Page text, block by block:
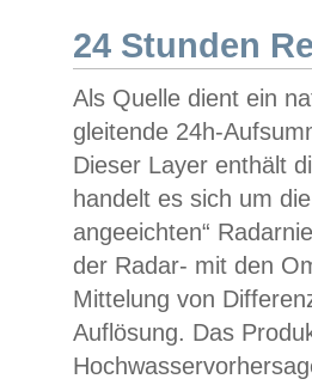
24 Stunden
Als Quelle dient ein
gleitende 24h-
Dieser Layer enthält
handelt es sich um
angeeichten“
der Radar- mit den
Mittelung von
Auflösung. Das